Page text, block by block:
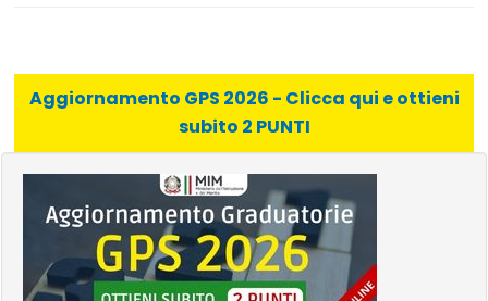
Aggiornamento GPS 2026 - Clicca qui e ottieni
subito 2 PUNTI